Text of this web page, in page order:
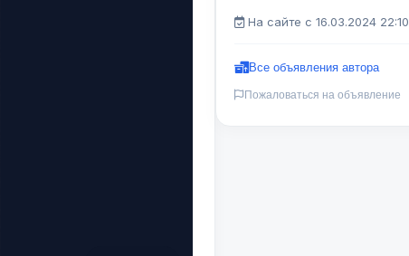
На сайте с 16.03.2024 22:10
Все объявления автора
Пожаловаться на объявление